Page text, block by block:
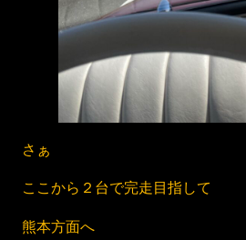
さぁ
ここから２台で完走目指して
熊本方面へ